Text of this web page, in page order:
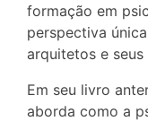
formação em
perspectiva
arquitetos e seus
Em seu livro
aborda como a